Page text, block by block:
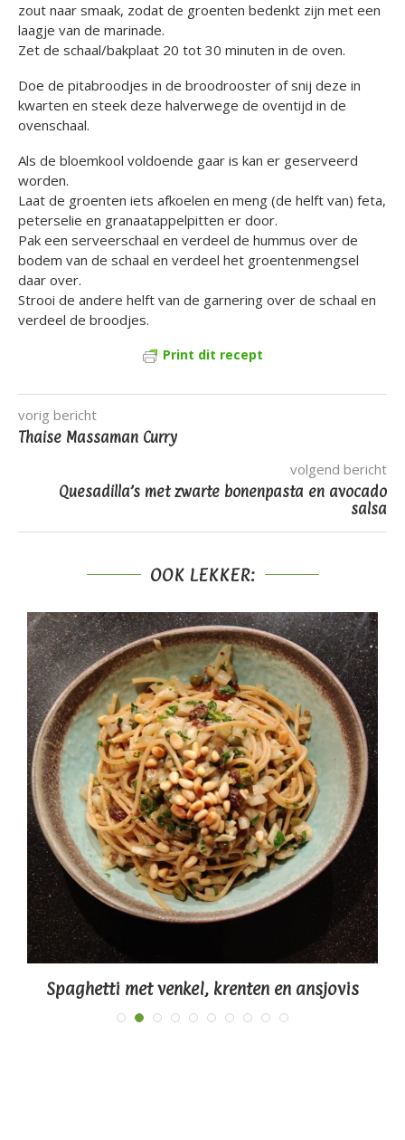
zout naar smaak, zodat de groenten bedenkt zijn met een
laagje van de marinade.
Zet de schaal/bakplaat 20 tot 30 minuten in de oven.
Doe de pitabroodjes in de broodrooster of snij deze in
kwarten en steek deze halverwege de oventijd in de
ovenschaal.
Als de bloemkool voldoende gaar is kan er geserveerd
worden.
Laat de groenten iets afkoelen en meng (de helft van) feta,
peterselie en granaatappelpitten er door.
Pak een serveerschaal en verdeel de hummus over de
bodem van de schaal en verdeel het groentenmengsel
daar over.
Strooi de andere helft van de garnering over de schaal en
verdeel de broodjes.
Print dit recept
vorig bericht
Thaise Massaman Curry
volgend bericht
Quesadilla’s met zwarte bonenpasta en avocado
salsa
OOK LEKKER:
Spaghetti met venkel, krenten en ansjovis